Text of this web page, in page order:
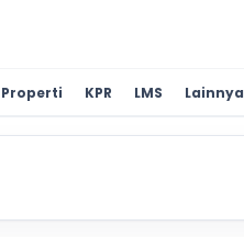
KPR LMS Lainnya